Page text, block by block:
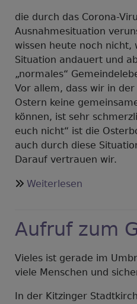
die durch das Corona-
Ausnahmesituation
wissen heute noch nicht,
Situation andauert und
„normales“
Vor allem, dass wir in
Ostern keine
können, ist sehr
euch nicht“ ist die
auch durch diese
Darauf vertrauen wir.
Weiterlesen
Aufruf zum
Vieles ist gerade im
viele Menschen und
In der Kitzinger